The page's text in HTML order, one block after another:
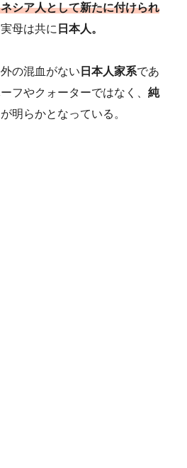
シア人として新たに付けられ
母は共に 日本人。
の混血がない 日本人家系であ
フやクォーターではなく、 純
明らかとなっている。